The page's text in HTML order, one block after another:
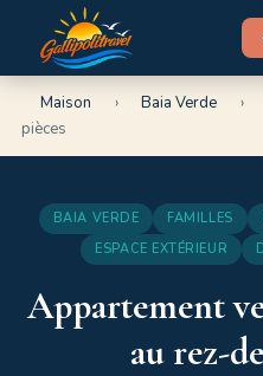
Maison › Baia Verde ›
pièces
BAIA VERDE FAMILLES
ESPACE EXTÉRIEUR
Appartement
au rez-